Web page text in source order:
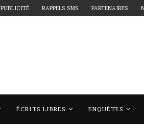
PUBLICITÉ RAPPELS SMS PARTENAIRES
ÉCRITS LIBRES ENQUÊTES
Articles taggés avec "gratuit"